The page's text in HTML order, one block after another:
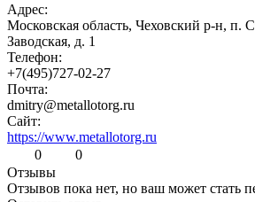
Адрес:
Московская область, Чеховский р-н, п.
Заводская, д. 1
Телефон:
+7(495)727-02-27
Почта:
dmitry@metallotorg.ru
Сайт:
https://www.metallotorg.ru
0
0
Отзывы
Отзывов пока нет, но ваш может стать